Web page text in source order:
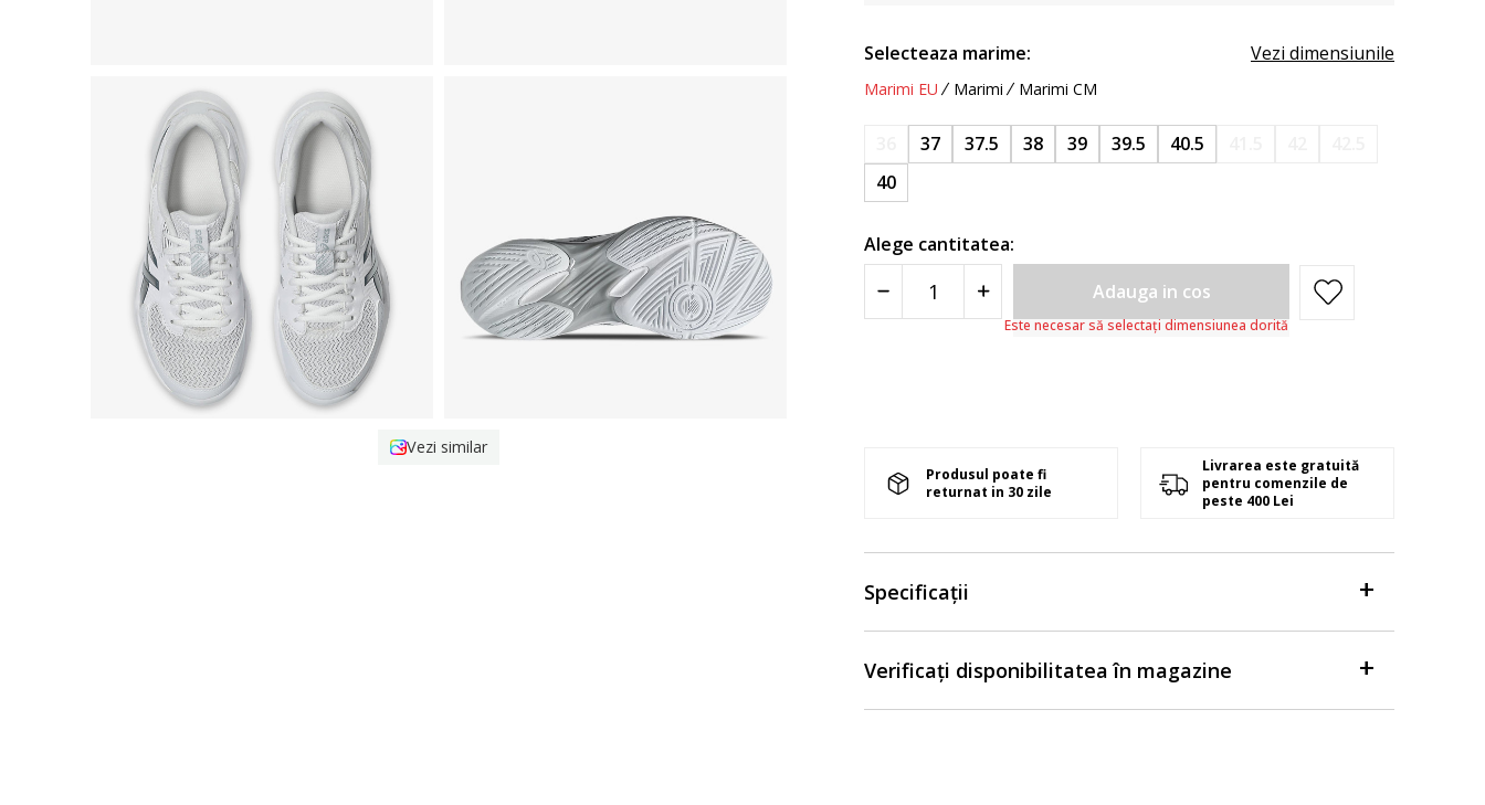
Vezi similar
Selecteaza marime: Vezi dimensiunile
Marimi EU Marimi Marimi CM
37 37.5 38 39 39.5 40.5
40
Alege cantitatea:
Adauga in cos
Este necesar să selectați dimensiunea dorită
Produsul poate fi
returnat in 30 zile
Livrarea este gratuită
pentru comenzile de
peste 400 Lei
Specificații
Verificați disponibilitatea în magazine